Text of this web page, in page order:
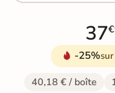
37
-25%
40,18 € / boîte